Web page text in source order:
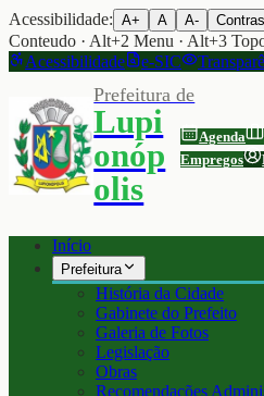
Acessibilidade: A+ A A-
Conteudo · Alt+2 Menu · Alt+3
Acessibilidade
e-SIC
Prefeitura de
Lupi
onóp
olis
Agenda
Empregos
Início
Prefeitura
História da Cidade
Gabinete do Prefeito
Galeria de Fotos
Legislação
Obras
Recomendações